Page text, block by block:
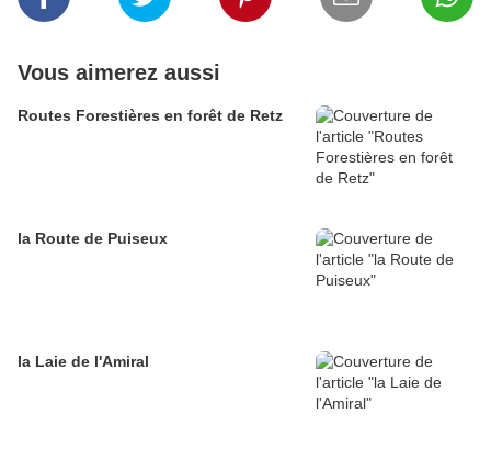
Vous aimerez aussi
Routes Forestières en forêt de Retz
la Route de Puiseux
la Laie de l'Amiral